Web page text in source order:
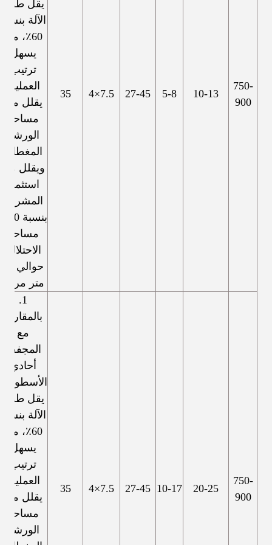
750-
900
10-13
5-8
27-45
7.5×4
35
يقل طول
الآلة بنسبة
60٪، مما
يسهل
ترتيب
العملية.
يقلل من
مساحة
الورشة
المغطاة،
ويقلل من
استثمار
المشروع
مساحة
الاحتلال:
متر مربع.
750-
900
20-25
10-17
27-45
7.5×4
35
1.
بالمقارنة
مع
المجفف
أحادي
يقل طول
الآلة بنسبة
60٪، مما
يسهل
ترتيب
العملية.
يقلل من
مساحة
الورشة